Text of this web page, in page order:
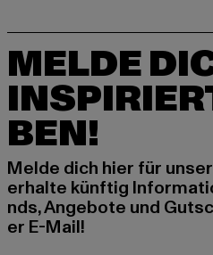
MELDE
BEN!
Melde dich hier für
erhalte künftig
nds, Angebote und
er E-Mail!